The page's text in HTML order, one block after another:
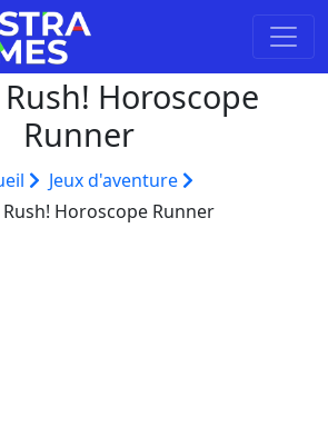
Horoscope
Runner
Jeux d'aventure
Horoscope Runner